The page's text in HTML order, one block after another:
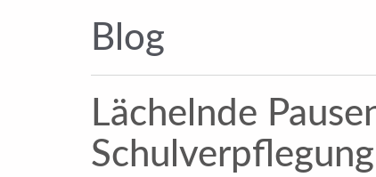
Blog
Lächelnde
Schulverpflegung